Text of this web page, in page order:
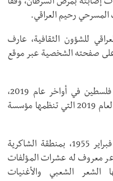
إصابته بمرض السرطان، وفقاً
المسرحي رحيم العراقي.
للشؤون الثقافية، عارف
على صفحته الشخصية عبر موقع
وكان الشاعر كريم العراقي زار فلسطين في أواخر عام 2019،
وشارك في حفل تكريم شخصية العام 2019 التي تنظمها مؤسسة
وكريم العراقي المولود في 18 فبراير 1955، بمنطقة الشاكرية
معروف له عشرات المؤلفات
الشعر الشعبي والأغنيات